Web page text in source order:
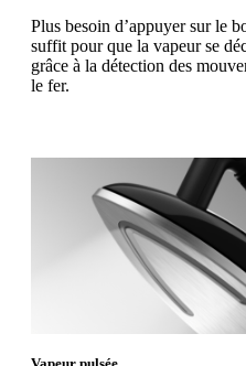
Plus besoin d’appuyer sur le
suffit pour que la vapeur se
grâce à la détection des
le fer.